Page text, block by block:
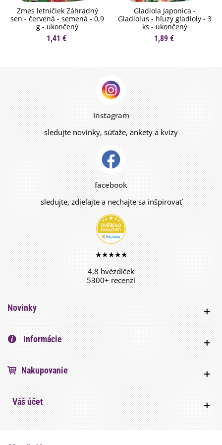
Zmes letničiek Záhradný
sen - červená - semená - 0,9
g - ukončený
1,41 €
Gladiola Japonica -
Gladiolus - hľuzy gladioly - 3
ks - ukončený
1,89 €
instagram
sledujte novinky, súťaže, ankety a kvízy
facebook
sledujte, zdieľajte a nechajte sa inšpirovať
★★★★★
4,8 hvězdiček
5300+ recenzí
Novinky
Informácie
Nakupovanie
Váš účet